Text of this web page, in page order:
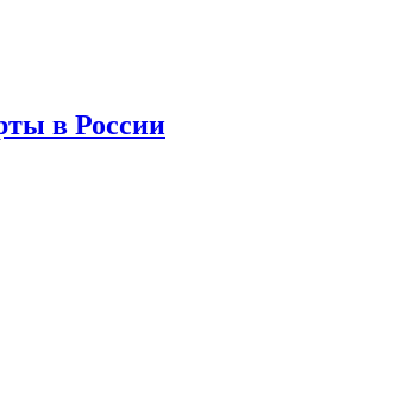
в России